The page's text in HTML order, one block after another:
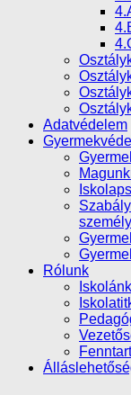
Adatvédelem
Rólunk